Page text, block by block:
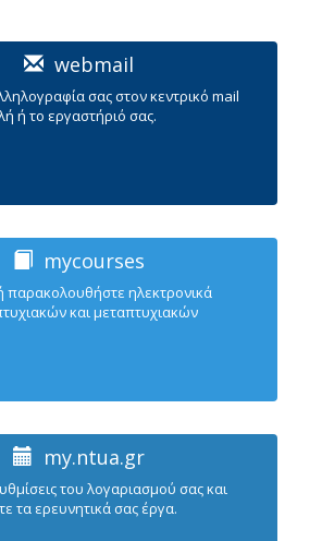
webmail
σας στον κεντρικό mail
ή το εργαστήριό σας.
mycourses
παρακολουθήστε ηλεκτρονικά
και μεταπτυχιακών
my.ntua.gr
του λογαριασμού σας και
τα ερευνητικά σας έργα.